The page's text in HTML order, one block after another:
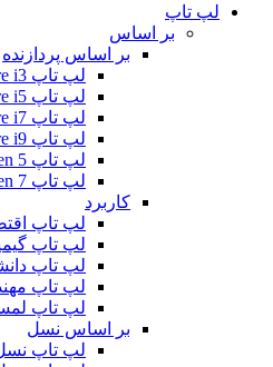
لپ تاپ
بر اساس
بر اساس پردازنده
لپ تاپ Core i3
لپ تاپ Core i5
لپ تاپ Core i7
لپ تاپ Core i9
لپ تاپ Ryzen 5
لپ تاپ Ryzen 7
کاربرد
لپ تاپ
لپ تاپ
لپ تاپ
لپ تاپ
لپ تاپ
بر اساس نسل
لپ تاپ نسل